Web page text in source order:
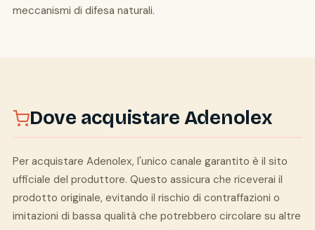
meccanismi di difesa naturali.
Dove acquistare Adenolex
Per acquistare Adenolex, l'unico canale garantito è il sito
ufficiale del produttore. Questo assicura che riceverai il
prodotto originale, evitando il rischio di contraffazioni o
imitazioni di bassa qualità che potrebbero circolare su altre